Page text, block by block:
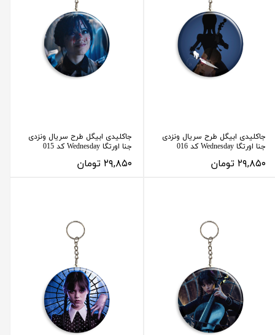
جاکلیدی ابیگل طرح سریال ونزدی
جنا اورتگا Wednesday کد 016
۲۹,۸۵۰ تومان
جاکلیدی ابیگل طرح سریال ونزدی
جنا اورتگا Wednesday کد 015
۲۹,۸۵۰ تومان